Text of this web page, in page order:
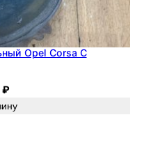
Opel Corsa C
₽